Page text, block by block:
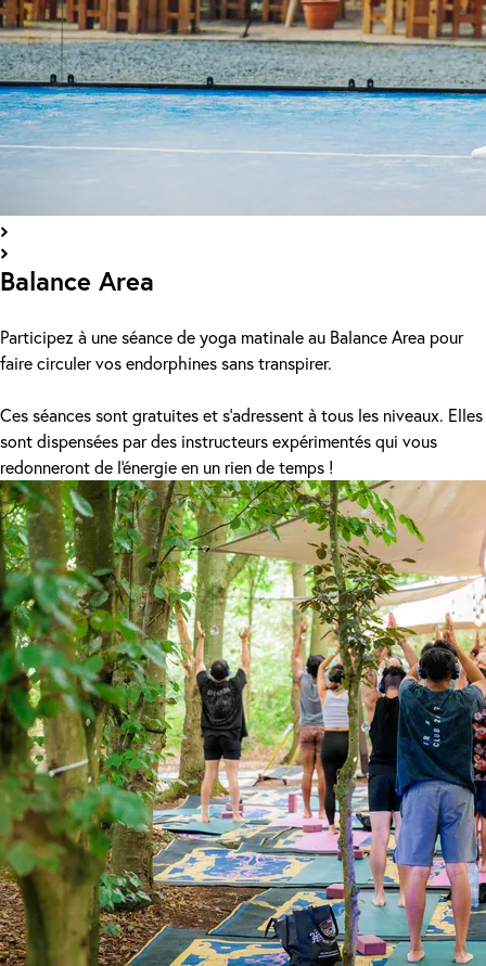
Balance Area
Participez à une séance de yoga matinale au Balance Area pour
faire circuler vos endorphines sans transpirer.
Ces séances sont gratuites et s'adressent à tous les niveaux. Elles
sont dispensées par des instructeurs expérimentés qui vous
redonneront de l'énergie en un rien de temps !